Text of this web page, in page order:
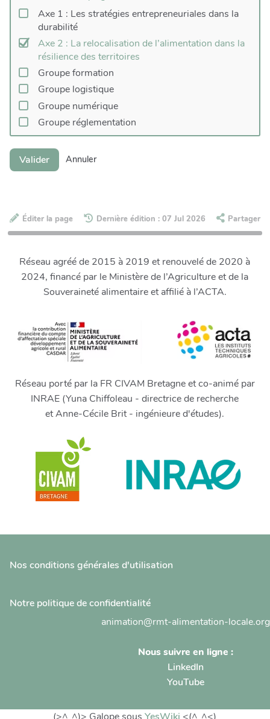
Axe 1 : Les stratégies entrepreneuriales dans la
durabilité
Axe 2 : La relocalisation de l’alimentation dans la
résilience des territoires
Groupe formation
Groupe logistique
Groupe numérique
Groupe réglementation
Valider Annuler
Éditer la page Dernière édition : 07 Jul 2026 Partager
Réseau agréé de 2015 à 2019 et renouvelé de 2020 à
2024, financé par le Ministère de l’Agriculture et de la
Souveraineté alimentaire et affilié à l’ACTA.
Réseau porté par la FR CIVAM Bretagne et co-animé par
INRAE (Yuna Chiffoleau - directrice de recherche
et Anne-Cécile Brit - ingénieure d'études).
Nos conditions générales d'utilisation
Notre politique de confidentialité
animation@rmt-alimentation-locale.org
Nous suivre en ligne :
LinkedIn
YouTube